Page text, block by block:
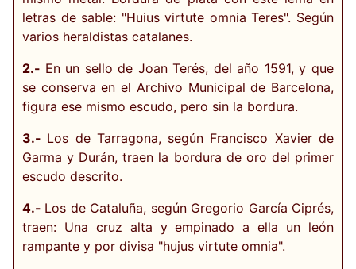
letras de sable: "Huius virtute omnia Teres". Según
varios heraldistas catalanes.
2.- En un sello de Joan Terés, del año 1591, y que
se conserva en el Archivo Municipal de Barcelona,
figura ese mismo escudo, pero sin la bordura.
3.- Los de Tarragona, según Francisco Xavier de
Garma y Durán, traen la bordura de oro del primer
escudo descrito.
4.- Los de Cataluña, según Gregorio García Ciprés,
traen: Una cruz alta y empinado a ella un león
rampante y por divisa "hujus virtute omnia".